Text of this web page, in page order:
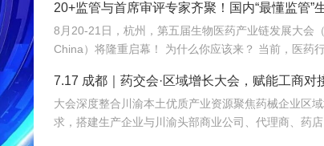
20+监管与首席审评专家齐聚！国内“最懂监管”
会8月开幕！
8月20-21日，杭州，第五届生物医药产业链发展大会
China）将隆重启幕！ 为什么你应该来？ 当前，医药
法正重新定义研发效率；另一端是创新药“最后一公里”
难题，呼唤更成熟的产业生态。 同质化“内卷”已无出路
同与出海能力建设才是破局关键。 本届大会以 “重构
7.17 成都｜药交会·区域增长大会，赋能工商对
营
大会深度整合川渝本土优质产业资源聚焦药械企业区
求，搭建生产企业与川渝头部商业公司、代理商、药